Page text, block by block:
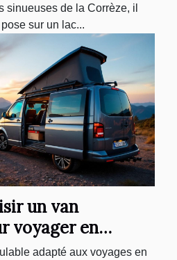
sinueuses de la Corrèze, il
sur un lac...
un van
voyager en
amisadapté aux voyages en